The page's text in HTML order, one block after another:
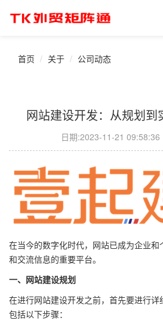
首页 关于 公司动态
网站建设开发：从规划到
日期:2023-11-21 09:58:36
在当今的数字化时代，网站已成为企业
和交流信息的重要平台。
一、网站建设规划
在进行网站建设开发之前，首先要进行
包括以下步骤：